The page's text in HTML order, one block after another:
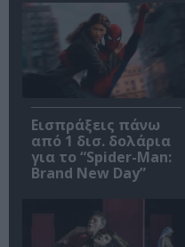
Εισπράξεις πάνω
από 1 δισ. δολάρια
για το “Spider-Man:
Brand New Day”